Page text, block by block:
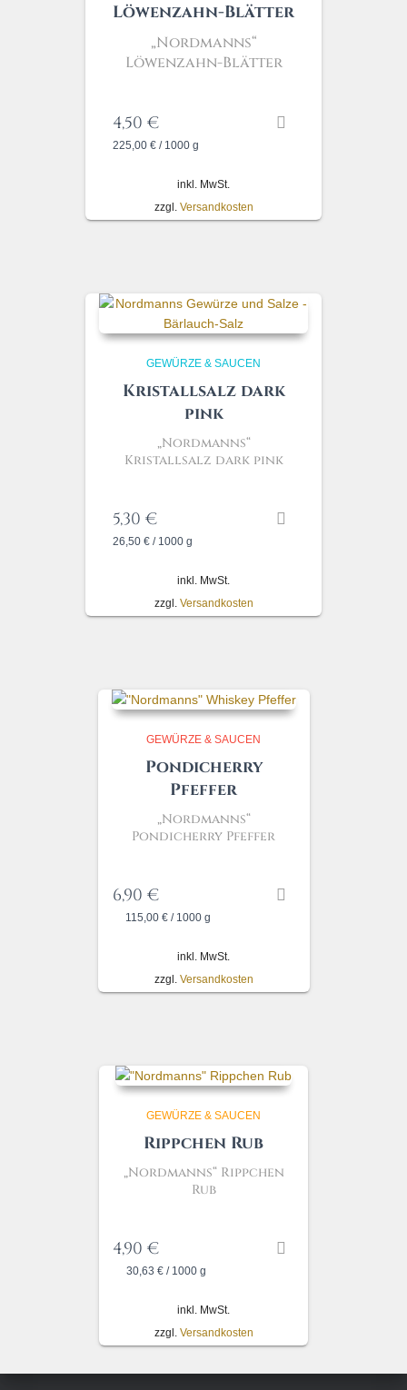
Löwenzahn-Blätter
„Nordmanns“
Löwenzahn-Blätter
4,50 €
225,00 € / 1000 g
inkl. MwSt.
zzgl. Versandkosten
GEWÜRZE & SAUCEN
Kristallsalz dark
pink
„Nordmanns“
Kristallsalz dark pink
5,30 €
26,50 € / 1000 g
inkl. MwSt.
zzgl. Versandkosten
GEWÜRZE & SAUCEN
Pondicherry
Pfeffer
„Nordmanns“
Pondicherry Pfeffer
6,90 €
115,00 €/ 1000 g
inkl. MwSt.
zzgl. Versandkosten
GEWÜRZE & SAUCEN
Rippchen Rub
„Nordmanns“ Rippchen
Rub
4,90 €
30,63 € / 1000 g
inkl. MwSt.
zzgl. Versandkosten